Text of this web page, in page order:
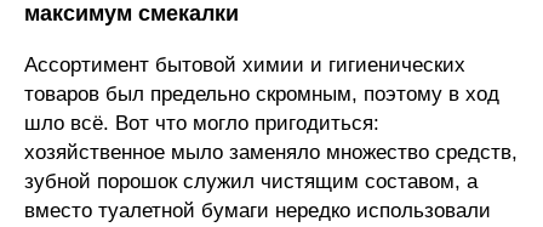
максимум смекалки
Ассортимент бытовой химии и гигиенических
товаров был предельно скромным, поэтому в ход
шло всё. Вот что могло пригодиться:
хозяйственное мыло заменяло множество средств,
зубной порошок служил чистящим составом, а
вместо туалетной бумаги нередко использовали